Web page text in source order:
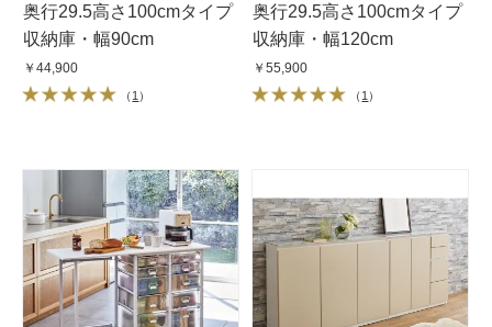
奥行29.5高さ100cmタイプ
収納庫・幅90cm
￥44,900
（ 1 ）
奥行29.5高さ100cmタイプ
収納庫・幅120cm
￥55,900
（ 1 ）